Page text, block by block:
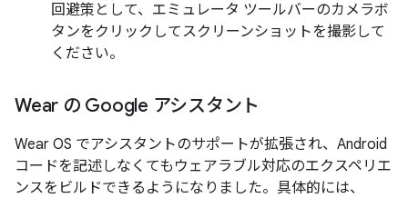
回避策として、エミュレータ ツールバーのカメラボ
タンをクリックしてスクリーンショットを撮影して
ください。
Wear の Google アシスタント
Wear OS でアシスタントのサポートが拡張され、Android
コードを記述しなくてもウェアラブル対応のエクスペリエ
ンスをビルドできるようになりました。具体的には、